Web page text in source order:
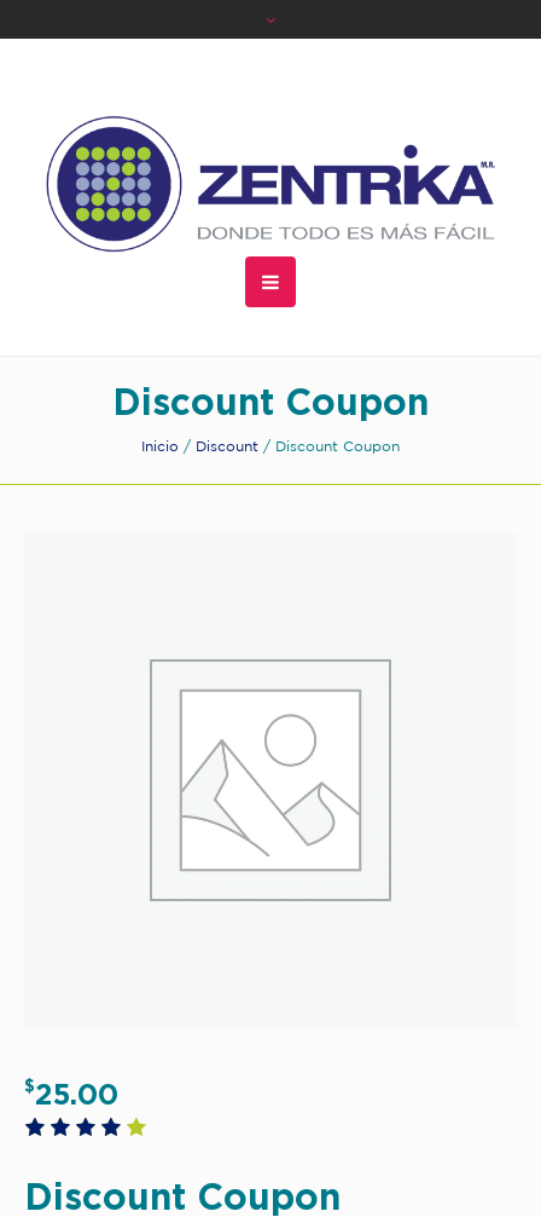
Discount Coupon
Inicio / Discount / Discount Coupon
$25.00
Discount Coupon